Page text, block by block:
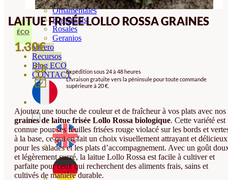
Ornamentales
Hortensias
Rosales
Geranios
Vivero
Recursos
Blog ECO
CONTACT
LAITUE FRISÉE LOLLO ROSSA GRAINES
ÉCO
1.30€
Expédition sous 24 à 48 heures
Livraison gratuite vers la péninsule pour toute commande
supérieure à 20 €.
Ajoutez une touche de couleur et de fraîcheur à vos plats avec nos
graines de laitue frisée Lollo Rossa biologique. Cette variété est
connue pour ses feuilles frisées rouge violacé sur les bords et
à la base, ce qui en fait un choix visuellement attrayant et délicieux
pour les salades et les plats d’accompagnement. Avec un goût
et légèrement sucré, la laitue Lollo Rossa est facile à cultiver et
parfaite pour ceux qui recherchent des aliments frais, sains et
cultivés de manière durable.